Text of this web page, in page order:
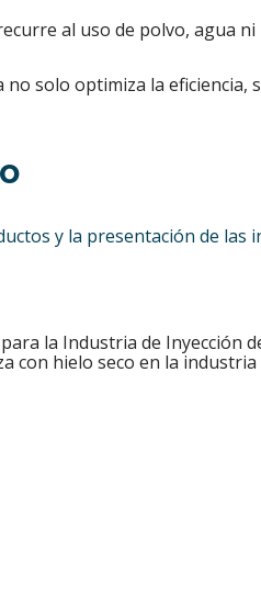
al uso de polvo, agua
no solo optimiza la
y la presentación de
la Industria de Inyección
con hielo seco en la